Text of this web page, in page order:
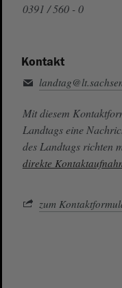
0391 / 560 - 0
Kontakt
Mit diesem
Landtags eine
des Landtags richten
direkte
zum